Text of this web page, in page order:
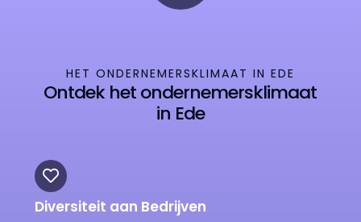
HET ONDERNEMERSKLIMAAT IN EDE
Ontdek het ondernemersklimaat
in Ede
Diversiteit aan Bedrijven